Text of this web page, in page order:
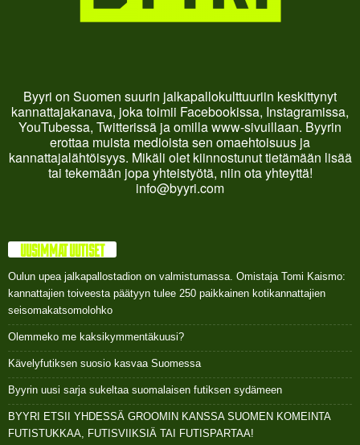
Byyri on Suomen suurin jalkapallokulttuuriin keskittynyt
kannattajakanava, joka toimii Facebookissa, Instagramissa,
YouTubessa, Twitterissä ja omilla www-sivuillaan. Byyrin
erottaa muista medioista sen omaehtoisuus ja
kannattajalähtöisyys. Mikäli olet kiinnostunut tietämään lisää
tai tekemään jopa yhteistyötä, niin ota yhteyttä!
info@byyri.com
UUSIMMAT UUTISET
Oulun upea jalkapallostadion on valmistumassa. Omistaja Tomi Kaismo:
kannattajien toiveesta päätyyn tulee 250 paikkainen kotikannattajien
seisomakatsomolohko
Olemmeko me kaksikymmentäkuusi?
Kävelyfutiksen suosio kasvaa Suomessa
Byyrin uusi sarja sukeltaa suomalaisen futiksen sydämeen
BYYRI ETSII YHDESSÄ GROOMIN KANSSA SUOMEN KOMEINTA
FUTISTUKKAA, FUTISVIIKSIÄ TAI FUTISPARTAA!